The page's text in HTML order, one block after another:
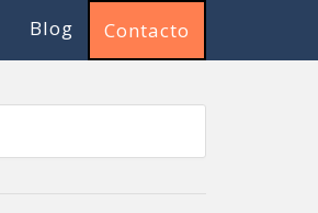
Contacto
Blog